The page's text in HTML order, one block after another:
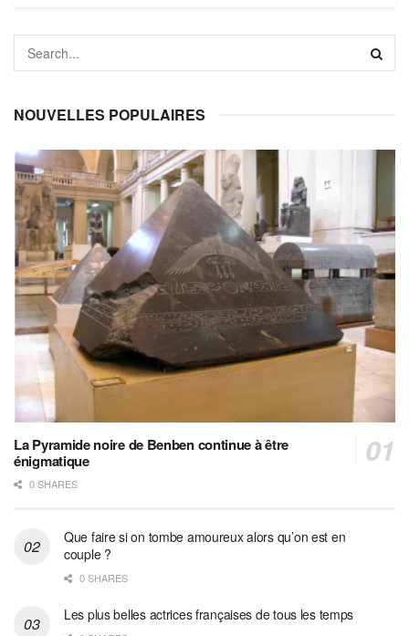
NOUVELLES POPULAIRES
La Pyramide noire de Benben continue à être
énigmatique
0 SHARES
Que faire si on tombe amoureux alors qu’on est en
couple ?
0 SHARES
Les plus belles actrices françaises de tous les temps